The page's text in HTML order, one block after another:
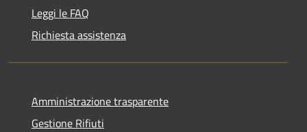
Leggi le FAQ
Richiesta assistenza
Amministrazione trasparente
Gestione Rifiuti